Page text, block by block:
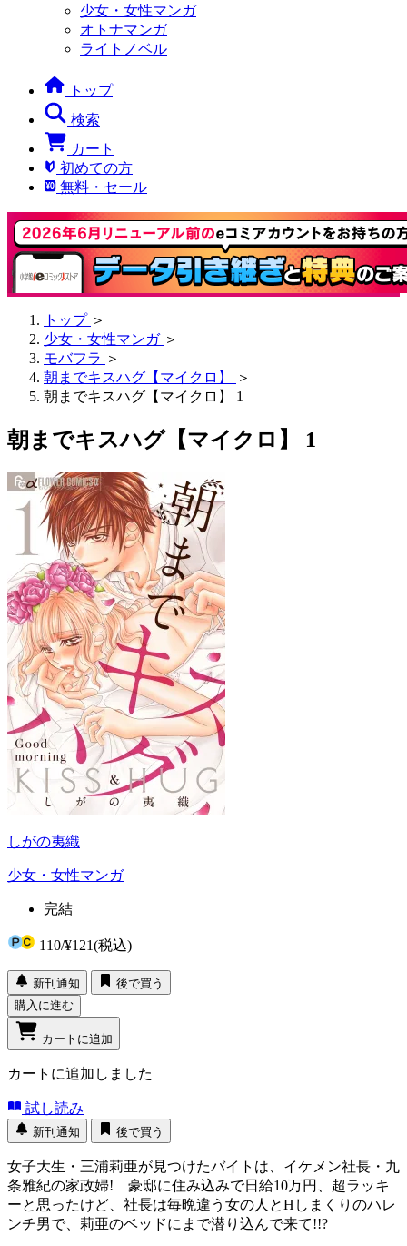
少女・女性マンガ
オトナマンガ
ライトノベル
トップ
検索
カート
初めての方
無料・セール
トップ ＞
少女・女性マンガ ＞
モバフラ ＞
朝までキスハグ【マイクロ】
＞
朝までキスハグ【マイクロ】 1
朝までキスハグ【マイクロ】 1
しがの夷織
少女・女性マンガ
完結
110/¥121(税込)
新刊通知
後で買う
購入に進む
カートに追加
カートに追加しました
試し読み
新刊通知 後で買う
女子大生・三浦莉亜が見つけたバイトは、イケメン社長・九
条雅紀の家政婦! 豪邸に住み込みで日給10万円、超ラッキ
ーと思ったけど、社長は毎晩違う女の人とHしまくりのハレ
ンチ男で、莉亜のベッドにまで潜り込んで来て!!?